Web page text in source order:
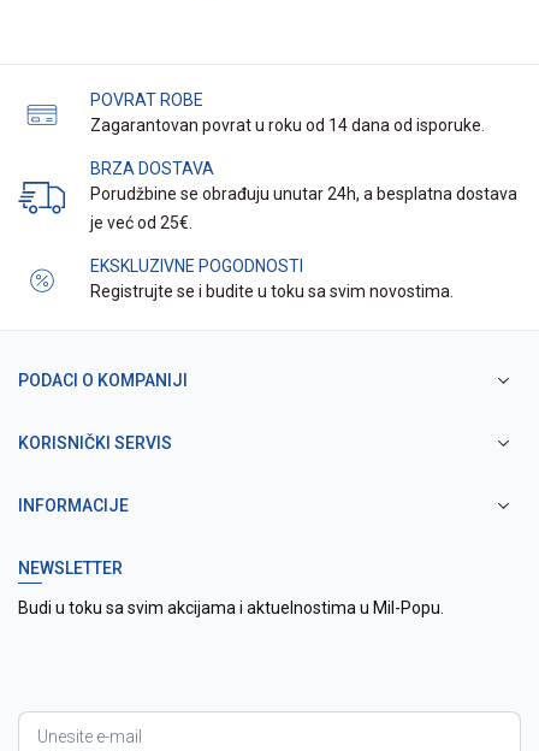
POVRAT ROBE
Zagarantovan povrat u roku od 14 dana od isporuke.
BRZA DOSTAVA
Porudžbine se obrađuju unutar 24h, a besplatna dostava
je već od 25€.
EKSKLUZIVNE POGODNOSTI
Registrujte se i budite u toku sa svim novostima.
PODACI O KOMPANIJI
KORISNIČKI SERVIS
INFORMACIJE
NEWSLETTER
Budi u toku sa svim akcijama i aktuelnostima u Mil-Popu.